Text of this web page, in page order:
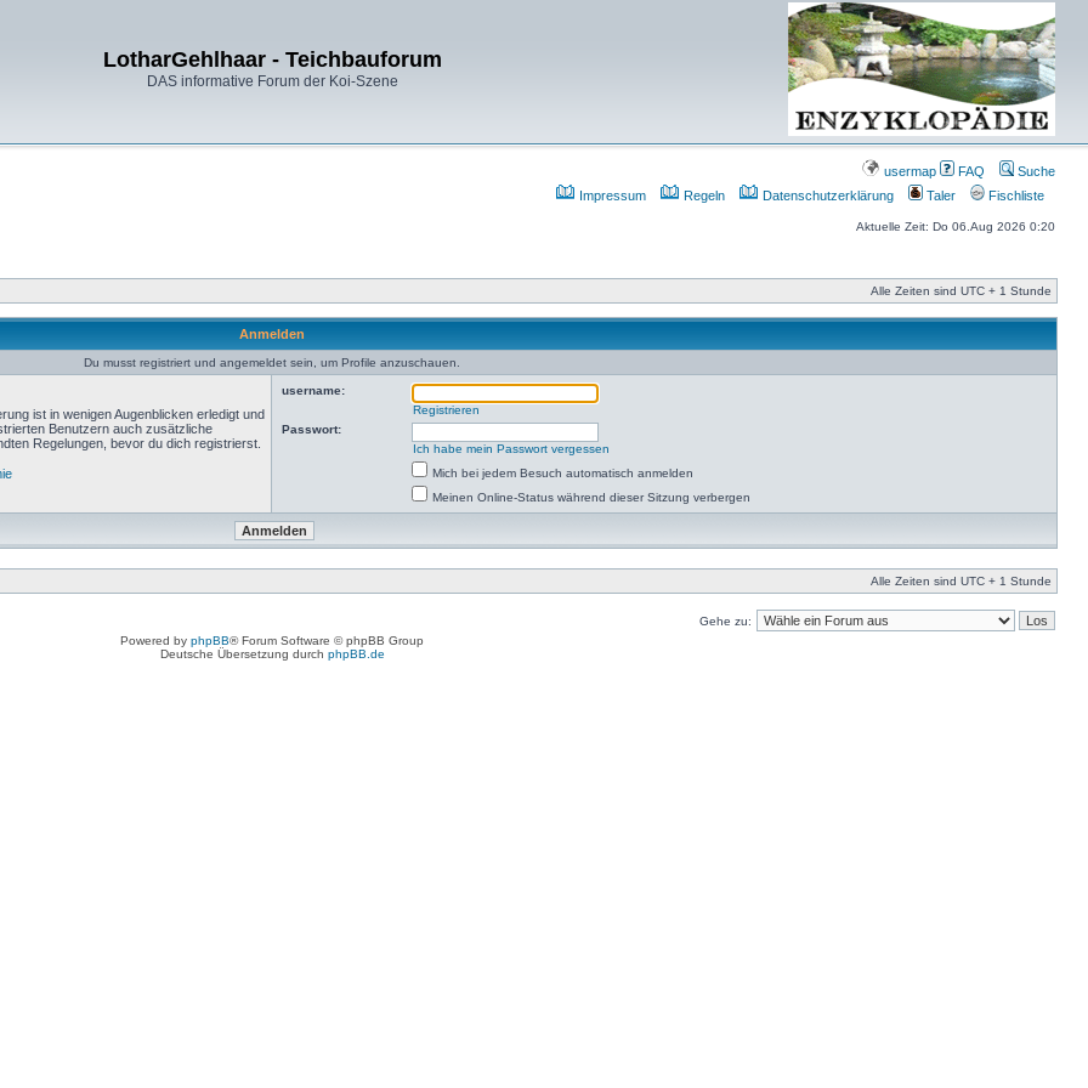
LotharGehlhaar - Teichbauforum
DAS informative Forum der Koi-Szene
usermap FAQ
Suche
Impressum
Regeln Datenschutzerklärung Taler Fischliste
Aktuelle Zeit: Do 06.Aug 2026 0:20
Alle Zeiten sind UTC + 1 Stunde
Anmelden
Du musst registriert und angemeldet sein, um Profile anzuschauen.
ist in wenigen Augenblicken erledigt und
Benutzern auch zusätzliche
Regelungen, bevor du dich registrierst.
username:
Registrieren
Passwort:
Ich habe mein Passwort vergessen
Mich bei jedem Besuch automatisch anmelden
Meinen Online-Status während dieser Sitzung verbergen
Alle Zeiten sind UTC + 1 Stunde
Gehe zu:
Powered by phpBB® Forum Software © phpBB Group
Deutsche Übersetzung durch phpBB.de